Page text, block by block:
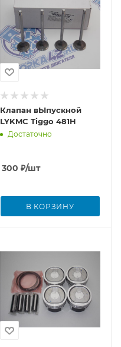
Клапан вЫпускной
LYKMC Tiggo 481H
Достаточно
300 ₽/шт
В КОРЗИНУ